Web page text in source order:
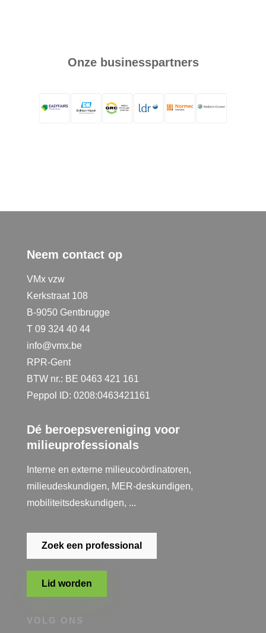
Onze businesspartners
Neem contact op
VMx vzw
Kerkstraat 108
B-9050 Gentbrugge
T 09 324 40 44
info@vmx.be
RPR-Gent
BTW nr.: BE 0463 421 161
Peppol ID: 0208:0463421161
Dé beroepsvereniging voor
milieuprofessionals
Interne en externe milieucoördinatoren,
milieudeskundigen, MER-deskundigen,
mobiliteitsdeskundigen, ...
Zoek een professional
Lid worden
VOLG ONS